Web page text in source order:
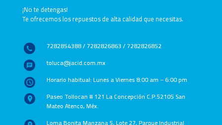
¡No te detengas!
Te ofrecemos los repuestos de alta calidad que necesitas.
7282854388 / 7282826863 / 7282826852
toluca@jacid.com.mx
Horario habitual: Lunes a Viernes 8:00 am – 6:00 pm
Paseo Tollocan # 121 La Concepción C.P.52105 San
Mateo Atenco, Méx.